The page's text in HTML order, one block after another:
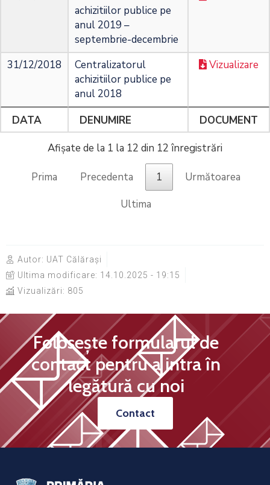
achizitiilor publice pe
anul 2019 –
septembrie-decembrie
31/12/2018
Centralizatorul
achizitiilor publice pe
anul 2018
Vizualizare
DATA DENUMIRE
DOCUMENT
Afișate de la 1 la 12 din 12 înregistrări
Prima Precedenta 1
Următoarea
Ultima
Autor: UAT Călărași
Ultima modificare: 14.10.2025 - 19:15
Vizualizări: 805
Folosește formularul de
contact pentru a intra în
legătură cu noi
Contact